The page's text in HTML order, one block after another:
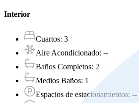
Interior
Cuartos: 3
Aire Acondicionado: --
Baños Completos: 2
Medios Baños: 1
Espacios de estacionamientos: --